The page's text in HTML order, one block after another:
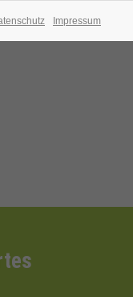
Impressum